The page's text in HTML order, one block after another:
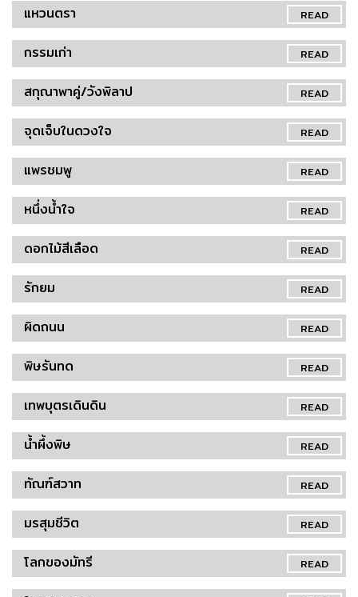
READ
แหวนตรา
READ
กรรมเก่า
READ
สกุณาพาคู่/วังพิลาป
READ
จุดเจ็บในดวงใจ
READ
แพรชมพู
READ
หนึ่งน้ำใจ
READ
ดอกไม้สีเลือด
READ
รักยม
READ
ผิดถนน
READ
พิษรันทด
READ
เทพบุตรเดินดิน
READ
น้ำผึ้งพิษ
READ
ทัณฑ์สวาท
READ
มรสุมชีวิต
READ
โลกของมัทรี